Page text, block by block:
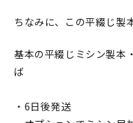
ちなみに、この平綴じ製
基本の平綴じミシン製本
ば
・6日後発送